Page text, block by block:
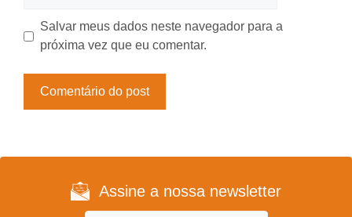
Salvar meus dados neste navegador para a
próxima vez que eu comentar.
Assine a nossa newsletter